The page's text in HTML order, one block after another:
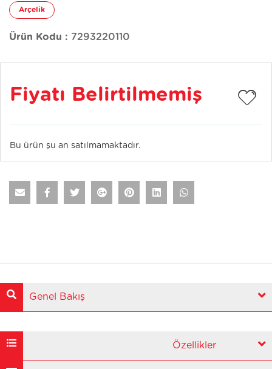
Arçelik
Ürün Kodu : 7293220110
Fiyatı Belirtilmemiş
Bu ürün şu an satılmamaktadır.
Genel Bakış
Özellikler